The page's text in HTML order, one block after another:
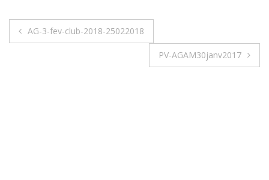
AG-3-fev-club-2018-25022018
PV-AGAM30janv2017